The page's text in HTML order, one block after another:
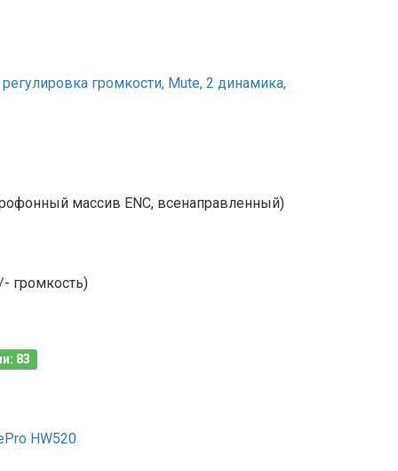
громкости, Mute, 2 динамика,
массив ENC, всенаправленный)
громкость)
83
HW520